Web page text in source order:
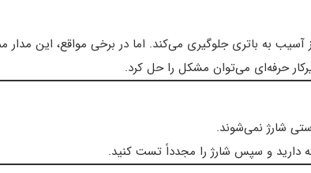
به باتری جلوگیری می‌کند. اما در برخی مواقع، این مدار
حرفه‌ای می‌توان مشکل را حل کرد.
شارژ نمی‌شوند.
دارید و سپس شارژ را مجدداً تست کنید.